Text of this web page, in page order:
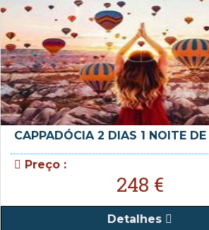
CAPPADÓCIA 2 DIAS 1 NOITE
Preço :
248 €
Detalhes